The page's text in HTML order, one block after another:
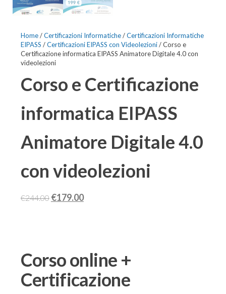
Home/Certificazioni Informatiche/Certificazioni Informatiche
EIPASS /Certificazioni EIPASS con Videolezioni/ Corso e
Certificazione informatica EIPASS Animatore Digitale 4.0 con
videolezioni
Corso e Certificazione
informatica EIPASS
Animatore Digitale 4.0
con videolezioni
€244.00 Il
€179.00Il
€179.00.
Corso online +
Certificazione